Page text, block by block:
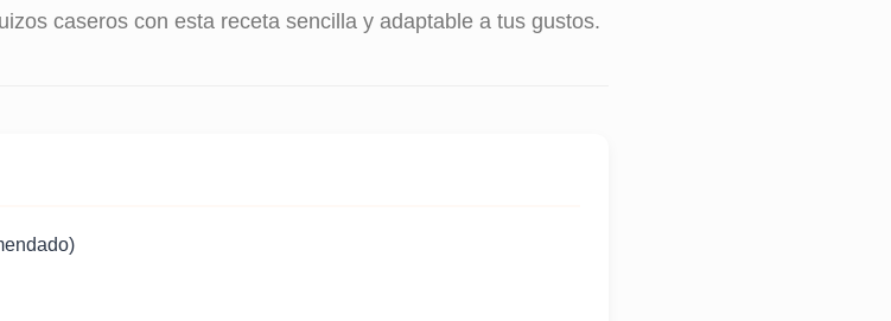
caseros con esta receta sencilla y adaptable a tus gustos.